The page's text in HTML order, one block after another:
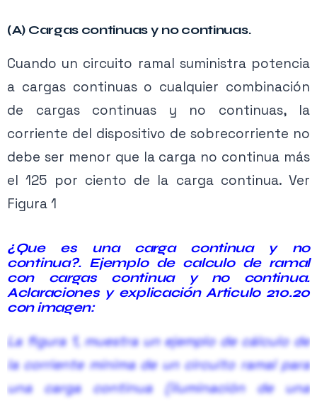
(A) Cargas continuas y no continuas.
Cuando un circuito ramal suministra potencia
a cargas continuas o cualquier combinación
de cargas continuas y no continuas, la
corriente del dispositivo de sobrecorriente no
debe ser menor que la carga no continua más
el 125 por ciento de la carga continua. Ver
Figura 1
¿Que es una carga continua y no
continua?. Ejemplo de calculo de ramal
con cargas continua y no continua.
Aclaraciones y explicación Articulo 210.20
con imagen:
La figura 1, muestra un ejemplo de cálculo de
la corriente mínima de un circuito ramal para
una carga continua (iluminación de una